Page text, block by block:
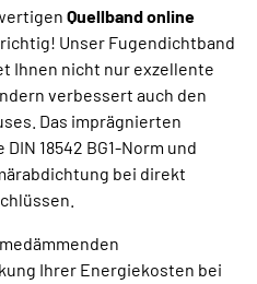
Quellband online
Unser Fugendichtband
Ihnen nicht nur exzellente
verbessert auch den
Das imprägnierten
18542 BG1-Norm und
bei direkt
Ihrer Energiekosten bei